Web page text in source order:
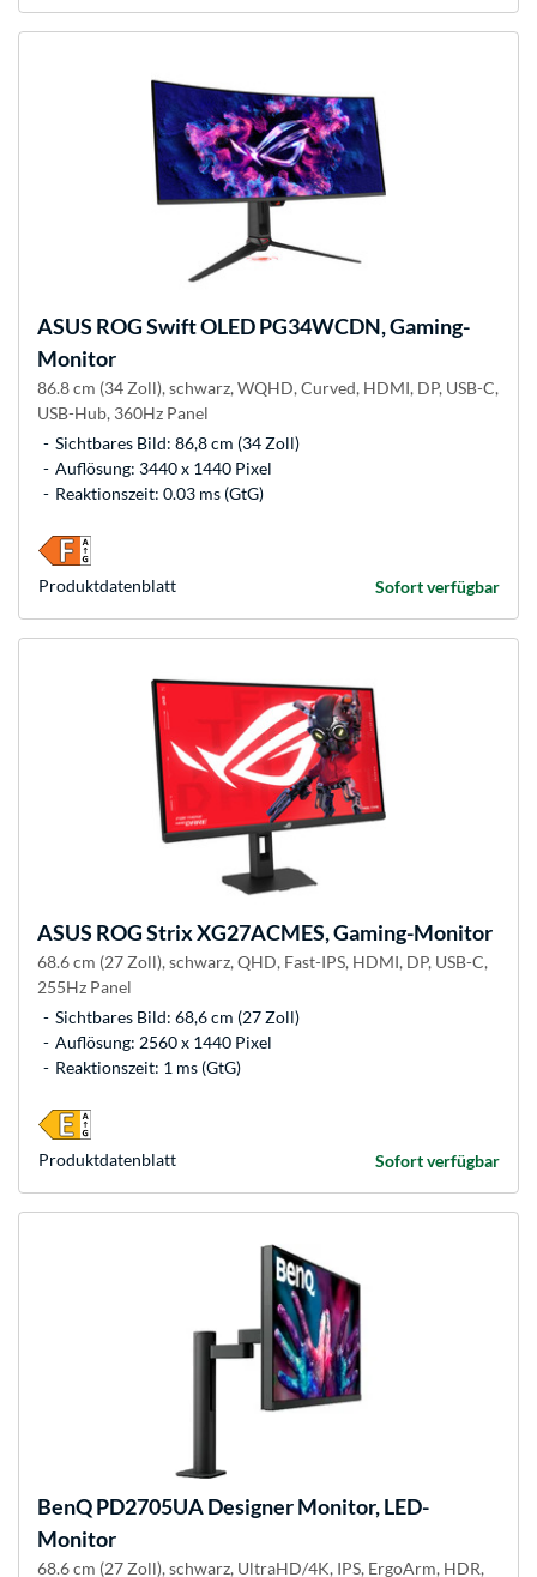
ASUS ROG Swift OLED PG34WCDN, Gaming-
Monitor
86.8 cm (34 Zoll), schwarz, WQHD, Curved, HDMI, DP, USB-C,
USB-Hub, 360Hz Panel
Sichtbares Bild: 86,8 cm (34 Zoll)
Auflösung: 3440 x 1440 Pixel
Reaktionszeit: 0.03 ms (GtG)
Sofort verfügbar
Produkt­datenblatt
ASUS ROG Strix XG27ACMES, Gaming-Monitor
68.6 cm (27 Zoll), schwarz, QHD, Fast-IPS, HDMI, DP, USB-C,
255Hz Panel
Sichtbares Bild: 68,6 cm (27 Zoll)
Auflösung: 2560 x 1440 Pixel
Reaktionszeit: 1 ms (GtG)
Sofort verfügbar
Produkt­datenblatt
BenQPD2705UA Designer Monitor, LED-
Monitor
68.6 cm (27 Zoll), schwarz, UltraHD/4K, IPS, ErgoArm, HDR,